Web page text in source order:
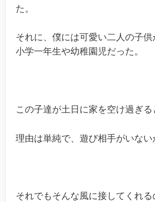
た。
それに、僕には可愛い二人の子
小学一年生や幼稚園児だった。
この子達が土日に家を空け過ぎる
理由は単純で、遊び相手がいない
それでもそんな風に接してくれる